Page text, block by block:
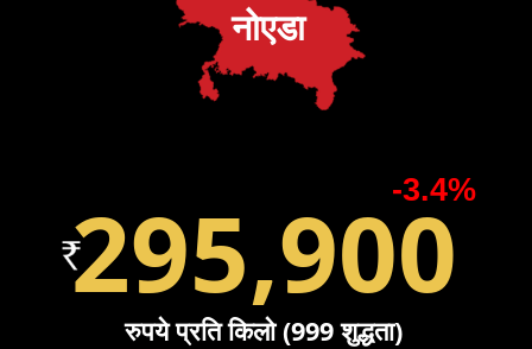
-3.4%
295,900
रुपये प्रति किलो (999 शुद्धता)
नोएडा